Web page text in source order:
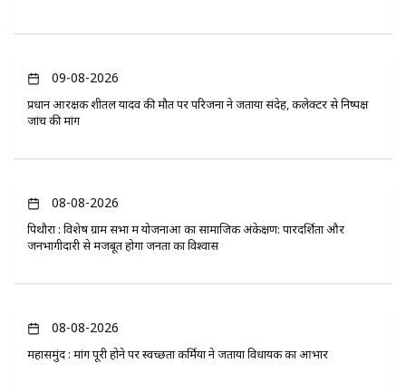
09-08-2026
प्रधान आरक्षक शीतल यादव की मौत पर परिजनों ने जताया संदेह, कलेक्टर से निष्पक्ष
जांच की मांग
08-08-2026
पिथौरा : विशेष ग्राम सभा में योजनाओं का सामाजिक अंकेक्षण: पारदर्शिता और
जनभागीदारी से मजबूत होगा जनता का विश्वास
08-08-2026
महासमुंद : मांग पूरी होने पर स्वच्छता कर्मियों ने जताया विधायक का आभार